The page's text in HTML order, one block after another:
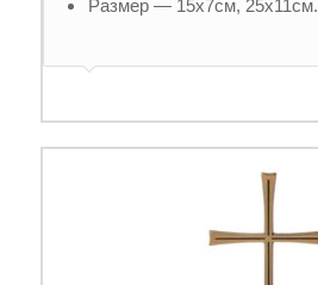
Размер — 15х7см, 25х11см.